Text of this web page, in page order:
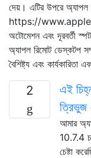
দেয়। এটির উপরে অ্যাপল
https://
অটোমেশন এবং দূরবর্তী
অ্যাপল রিমোট ডেস্কটপ
বৈশিষ্ট্য এবং
2
এই
ত্রিভুজ
আমার
10.7.4
চেষ্টা